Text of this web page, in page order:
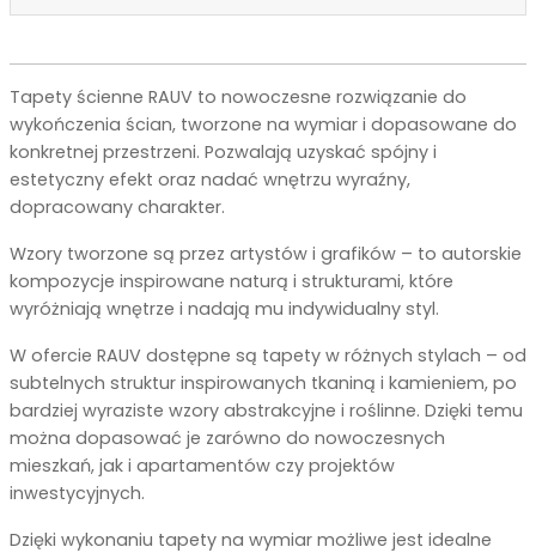
Tapety ścienne RAUV to nowoczesne rozwiązanie do
wykończenia ścian, tworzone na wymiar i dopasowane do
konkretnej przestrzeni. Pozwalają uzyskać spójny i
estetyczny efekt oraz nadać wnętrzu wyraźny,
dopracowany charakter.
Wzory tworzone są przez artystów i grafików – to autorskie
kompozycje inspirowane naturą i strukturami, które
wyróżniają wnętrze i nadają mu indywidualny styl.
W ofercie RAUV dostępne są tapety w różnych stylach – od
subtelnych struktur inspirowanych tkaniną i kamieniem, po
bardziej wyraziste wzory abstrakcyjne i roślinne. Dzięki temu
można dopasować je zarówno do nowoczesnych
mieszkań, jak i apartamentów czy projektów
inwestycyjnych.
Dzięki wykonaniu tapety na wymiar możliwe jest idealne